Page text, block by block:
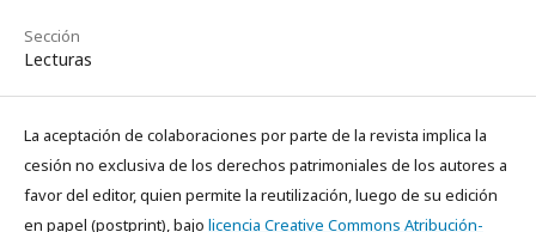
Sección
Lecturas
La aceptación de colaboraciones por parte de la revista implica la
cesión no exclusiva de los derechos patrimoniales de los autores a
favor del editor, quien permite la reutilización, luego de su edición
en papel (postprint), bajo licencia Creative Commons Atribución-